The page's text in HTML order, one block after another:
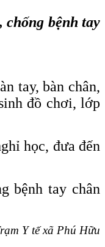
bệnh tay
tay, bàn chân,
đồ chơi, lớp
học, đưa đến
bệnh tay chân
Y tế xã Phú Hữu